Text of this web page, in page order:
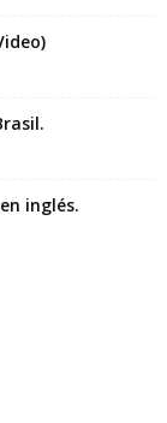
inglés.